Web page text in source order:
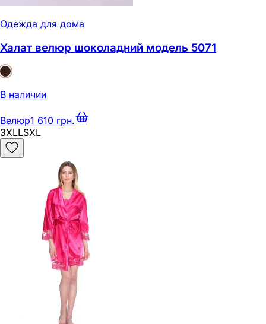
Одежда для дома
Халат велюр шоколадний модель 5071
В наличии
Велюр1 610 грн.
3XLLSXL